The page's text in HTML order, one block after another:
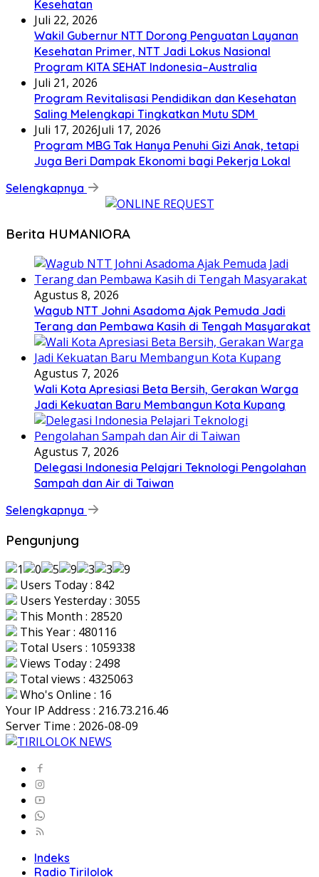
Kesehatan
Juli 22, 2026
Wakil Gubernur NTT Dorong Penguatan Layanan
Kesehatan Primer, NTT Jadi Lokus Nasional
Program KITA SEHAT Indonesia–Australia
Juli 21, 2026
Program Revitalisasi Pendidikan dan Kesehatan
Saling Melengkapi Tingkatkan Mutu SDM
Juli 17, 2026Juli 17, 2026
Program MBG Tak Hanya Penuhi Gizi Anak, tetapi
Juga Beri Dampak Ekonomi bagi Pekerja Lokal
Selengkapnya
Berita HUMANIORA
Agustus 8, 2026
Wagub NTT Johni Asadoma Ajak Pemuda Jadi
Terang dan Pembawa Kasih di Tengah Masyarakat
Agustus 7, 2026
Wali Kota Apresiasi Beta Bersih, Gerakan Warga
Jadi Kekuatan Baru Membangun Kota Kupang
Agustus 7, 2026
Delegasi Indonesia Pelajari Teknologi Pengolahan
Sampah dan Air di Taiwan
Selengkapnya
Pengunjung
Users Today : 842
Users Yesterday : 3055
This Month : 28520
This Year : 480116
Total Users : 1059338
Views Today : 2498
Total views : 4325063
Who's Online : 16
Your IP Address : 216.73.216.46
Server Time : 2026-08-09
Indeks
Radio Tirilolok